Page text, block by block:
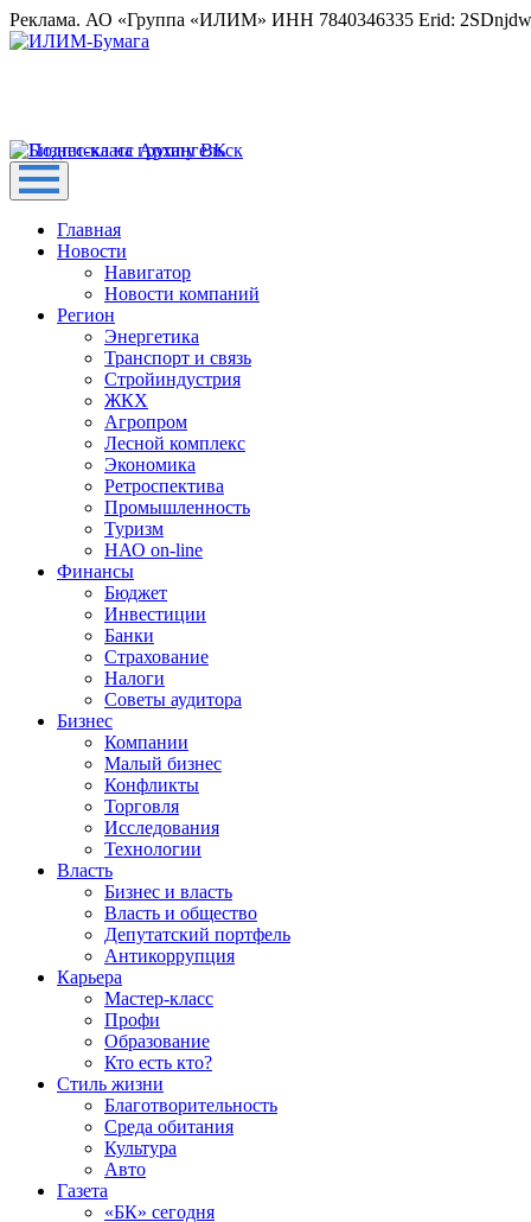
Реклама. АО «Группа «ИЛИМ» ИНН 7840346335 Erid:
Главная
Новости
Навигатор
Новости компаний
Регион
Энергетика
Транспорт и связь
Стройиндустрия
ЖКХ
Агропром
Лесной комплекс
Экономика
Ретроспектива
Промышленность
Туризм
НАО on-line
Финансы
Бюджет
Инвестиции
Банки
Страхование
Налоги
Советы аудитора
Бизнес
Компании
Малый бизнес
Конфликты
Торговля
Исследования
Технологии
Власть
Бизнес и власть
Власть и общество
Депутатский портфель
Антикоррупция
Карьера
Мастер-класс
Профи
Образование
Кто есть кто?
Стиль жизни
Благотворительность
Среда обитания
Культура
Авто
Газета
«БК» сегодня